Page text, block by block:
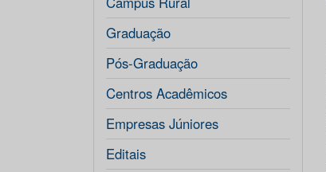
Graduação
Pós-Graduação
Centros Acadêmicos
Empresas Júniores
Editais